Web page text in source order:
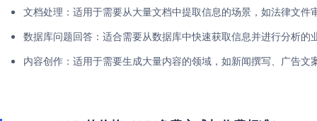
文档处理：适用于需要从大量文档中提取信息的场景，如法律文件
数据库问题回答：适合需要从数据库中快速获取信息并进行分析的
内容创作：适用于需要生成大量内容的领域，如新闻撰写、广告文